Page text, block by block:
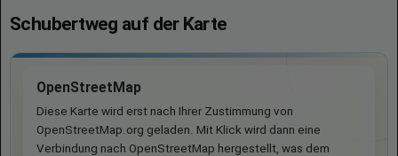
Schubertweg auf der Karte
OpenStreetMap
Diese Karte wird erst nach Ihrer Zustimmung von
OpenStreetMap.org geladen. Mit Klick wird dann eine
Verbindung nach OpenStreetMap hergestellt, was dem